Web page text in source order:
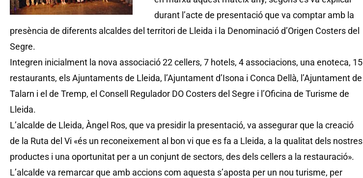
durant l’acte de presentació que va comptar amb la
presència de diferents alcaldes del territori de Lleida i la Denominació d’Origen Costers del
Segre.
Integren inicialment la nova associació 22 cellers, 7 hotels, 4 associacions, una enoteca, 15
restaurants, els Ajuntaments de Lleida, l’Ajuntament d’Isona i Conca Dellà, l’Ajuntament de
Talarn i el de Tremp, el Consell Regulador DO Costers del Segre i l’Oficina de Turisme de
Lleida.
L’alcalde de Lleida, Àngel Ros, que va presidir la presentació, va assegurar que la creació
de la Ruta del Vi «és un reconeixement al bon vi que es fa a Lleida, a la qualitat dels nostres
productes i una oportunitat per a un conjunt de sectors, des dels cellers a la restauració».
L’alcalde va remarcar que amb accions com aquesta s’aposta per un nou turisme, per